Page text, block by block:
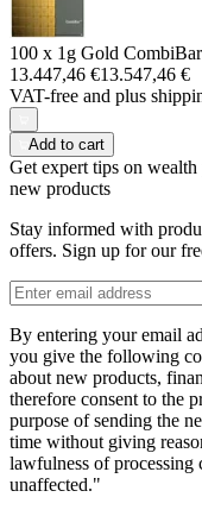
100 x 1g Gold
13.447,46 €13.547,46 €
VAT-free and plus
Add to cart
Get expert tips on
new products
Stay informed with
offers. Sign up for our
By entering your email
you give the following
about new products,
therefore consent to the
purpose of sending the
time without giving
lawfulness of processing
unaffected."